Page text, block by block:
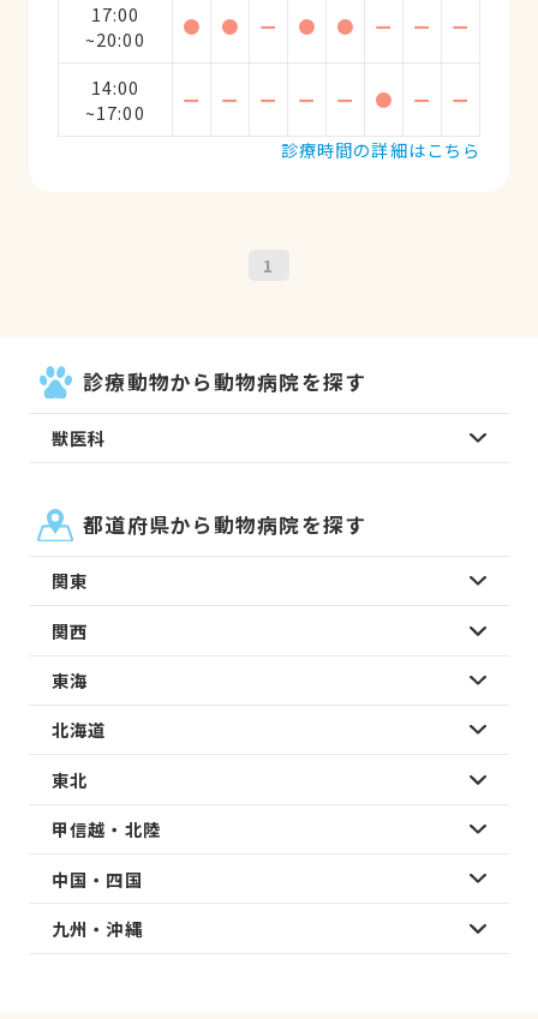
17:00
~20:00
● ● ー ● ● ー ー ー
14:00
~17:00
ー ー ー ー ー ● ー
ー
診療時間の詳細はこちら
1
診療動物から動物病院を探す
獣医科
都道府県から動物病院を探す
関東
関西
東海
北海道
東北
甲信越・北陸
中国・四国
九州・沖縄